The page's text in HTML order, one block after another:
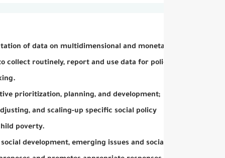
of data on multidimensional and monetary
routinely, report and use data for policy
prioritization, planning, and development;
and scaling-up specific social policy
poverty.
development, emerging issues and social